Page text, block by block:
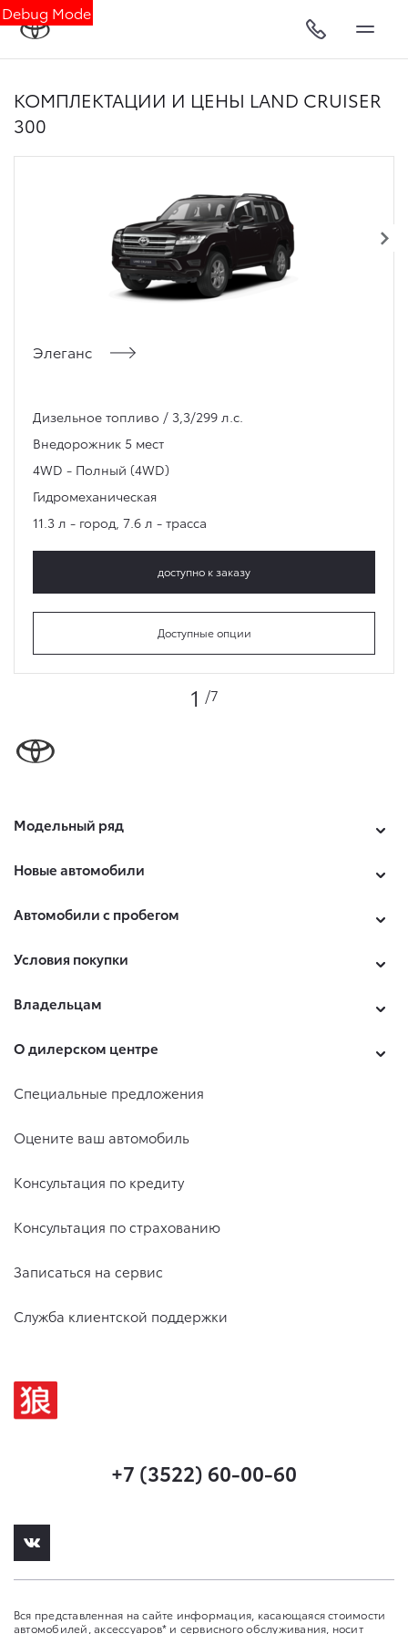
Debug Mode
КОМПЛЕКТАЦИИ И ЦЕНЫ LAND CRUISER
300
Элеганс
Дизельное топливо / 3,3/299 л.с.
Внедорожник 5 мест
4WD - Полный (4WD)
Гидромеханическая
11.3 л - город, 7.6 л - трасса
доступно к заказу
Доступные опции
1 /7
Модельный ряд
Новые автомобили
Автомобили с пробегом
Условия покупки
Владельцам
О дилерском центре
Специальные предложения
Оцените ваш автомобиль
Консультация по кредиту
Консультация по страхованию
Записаться на сервис
Служба клиентской поддержки
+7 (3522) 60-00-60
Вся представленная на сайте информация, касающаяся стоимости
автомобилей, аксессуаров* и сервисного обслуживания, носит